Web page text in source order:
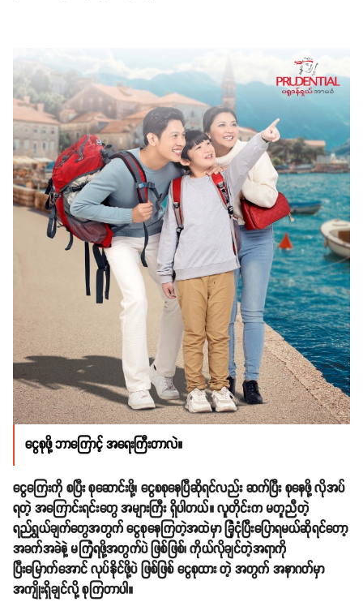
ငွေစုဖို့ ဘာကြောင့် အရေးကြီးတာလဲ။
ငွေကြေးကို စပြီး စုဆောင်းဖို့၊ ငွေစစုနေပြီဆိုရင်လည်း ဆက်ပြီး စုနေဖို့ လိုအပ်
ရတဲ့ အကြောင်းရင်းတွေ အများကြီး ရှိပါတယ်။ လူတိုင်းက မတူညီတဲ့
ရည်ရွယ်ချက်တွေအတွက် ငွေစုနေကြတဲ့အထဲမှာ ခြုံငုံပြီးပြောရမယ်ဆိုရင်တော့
အခက်အခဲနဲ့ မကြုံရဖို့အတွက်ပဲ ဖြစ်ဖြစ်၊ ကိုယ်လိုချင်တဲ့အရာကို
ပြီးမြောက်အောင် လုပ်နိုင်ဖို့ပဲ ဖြစ်ဖြစ် ငွေစုထား တဲ့ အတွက် အနာဂတ်မှာ
အကျိုးရှိချင်လို့ စုကြတာပါ။